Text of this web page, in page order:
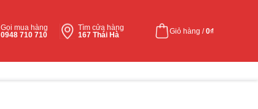
Gọi mua hàng
0948 710 710
Tìm cửa hàng
167 Thái Hà
Giỏ hàng /0₫